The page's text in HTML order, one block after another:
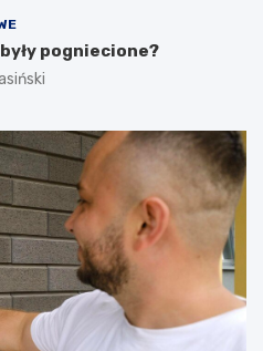
pogniecione?